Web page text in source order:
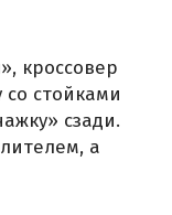
кроссовер
стойками
сзади.
а